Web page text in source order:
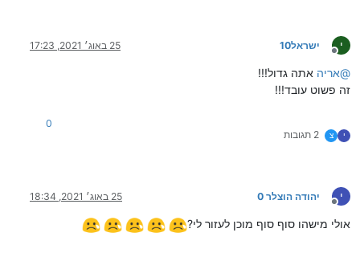
י
מנותק
ישראל10 25 באוג׳ 2021, 17:23
@אריה אתה גדול!!!
זה פשוט עובד!!!
י צ 2 תגובות
0
י
מנותק
יהודה הוצלר 0 25 באוג׳ 2021, 18:34
אולי מישהו סוף סוף מוכן לעזור לי?